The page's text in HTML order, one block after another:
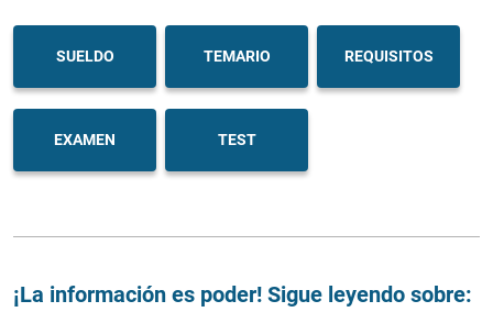
SUELDO TEMARIO REQUISITOS
EXAMEN TEST
¡La información es poder! Sigue leyendo sobre: